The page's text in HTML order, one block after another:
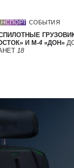
СОБЫТИЯ
И М-4 «ДОН»
18